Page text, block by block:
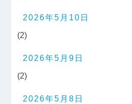
2026年5月10日
(2)
2026年5月9日
(2)
2026年5月8日